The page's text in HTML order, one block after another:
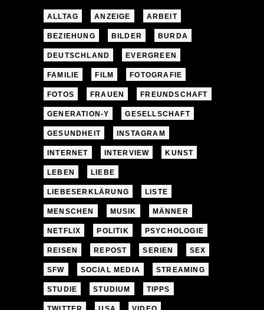
ALLTAG ANZEIGE ARBEIT
BEZIEHUNG BILDER BURDA
DEUTSCHLAND EVERGREEN
FAMILIE FILM FOTOGRAFIE
FOTOS FRAUEN FREUNDSCHAFT
GENERATION-Y GESELLSCHAFT
GESUNDHEIT INSTAGRAM
INTERNET INTERVIEW KUNST
LEBEN LIEBE
LIEBESERKLÄRUNG LISTE
MENSCHEN MUSIK MÄNNER
NETFLIX POLITIK PSYCHOLOGIE
REISEN REPOST SERIEN SEX
SFW SOCIAL MEDIA STREAMING
STUDIE STUDIUM TIPPS